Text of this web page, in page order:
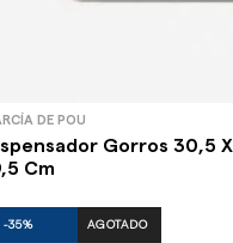
DE POU
Gorros 30,5 X
Cm
-35% AGOTADO